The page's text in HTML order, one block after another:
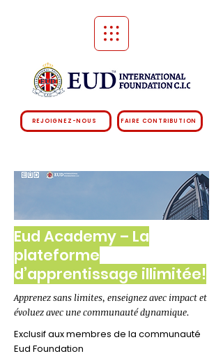
FAIRE CONTRIBUTION
REJOIGNEZ-NOUS
Eud Academy – La
plateforme
d’apprentissage illimitée!
Apprenez sans limites, enseignez avec impact et
évoluez avec une communauté dynamique.
Exclusif aux membres de la communauté
Eud Foundation